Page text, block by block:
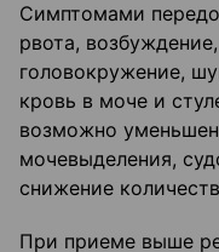
Симптомами
рвота,
головокружение,
кровь в моче и
возможно
мочевыделения,
снижение
При приеме выше